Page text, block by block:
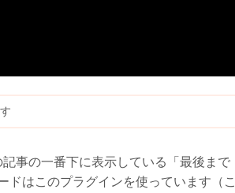
事の一番下に表示している「最後まで
ドはこのプラグインを使っています（こ